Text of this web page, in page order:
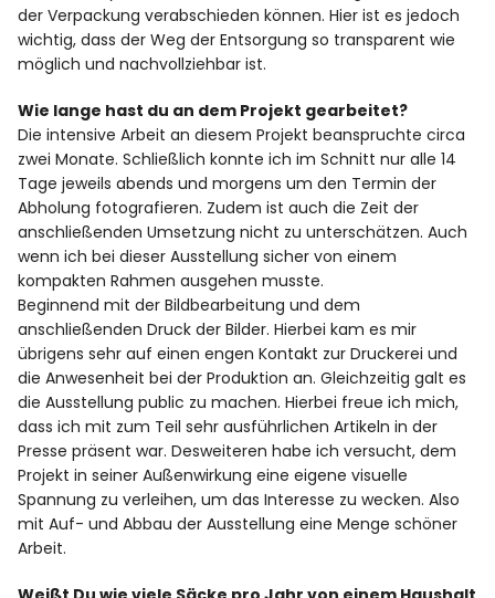
der Verpackung verabschieden können. Hier ist es jedoch
wichtig, dass der Weg der Entsorgung so transparent wie
möglich und nachvollziehbar ist.
Wie lange hast du an dem Projekt gearbeitet?
Die intensive Arbeit an diesem Projekt beanspruchte circa
zwei Monate. Schließlich konnte ich im Schnitt nur alle 14
Tage jeweils abends und morgens um den Termin der
Abholung fotografieren. Zudem ist auch die Zeit der
anschließenden Umsetzung nicht zu unterschätzen. Auch
wenn ich bei dieser Ausstellung sicher von einem
kompakten Rahmen ausgehen musste.
Beginnend mit der Bildbearbeitung und dem
anschließenden Druck der Bilder. Hierbei kam es mir
übrigens sehr auf einen engen Kontakt zur Druckerei und
die Anwesenheit bei der Produktion an. Gleichzeitig galt es
die Ausstellung public zu machen. Hierbei freue ich mich,
dass ich mit zum Teil sehr ausführlichen Artikeln in der
Presse präsent war. Desweiteren habe ich versucht, dem
Projekt in seiner Außenwirkung eine eigene visuelle
Spannung zu verleihen, um das Interesse zu wecken. Also
mit Auf- und Abbau der Ausstellung eine Menge schöner
Arbeit.